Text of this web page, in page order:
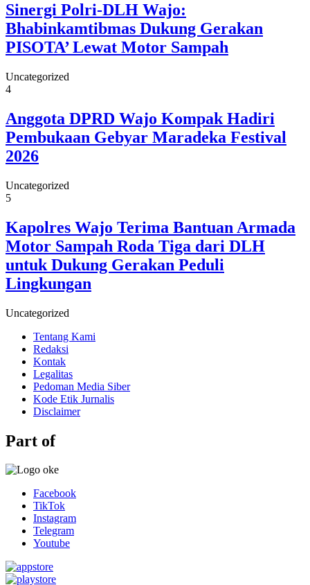
Sinergi Polri-DLH Wajo:
Bhabinkamtibmas Dukung Gerakan
PISOTA’ Lewat Motor Sampah
Uncategorized
4
Anggota DPRD Wajo Kompak Hadiri
Pembukaan Gebyar Maradeka Festival
2026
Uncategorized
5
Kapolres Wajo Terima Bantuan Armada
Motor Sampah Roda Tiga dari DLH
untuk Dukung Gerakan Peduli
Lingkungan
Uncategorized
Tentang Kami
Redaksi
Kontak
Legalitas
Pedoman Media Siber
Kode Etik Jurnalis
Disclaimer
Part of
Facebook
TikTok
Instagram
Telegram
Youtube